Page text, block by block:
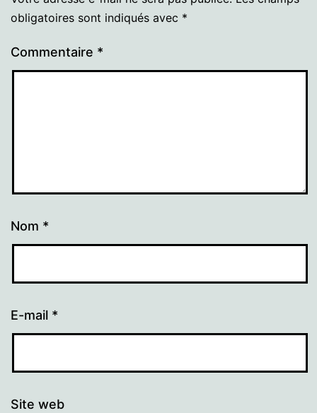
obligatoires sont indiqués avec *
Commentaire *
Nom *
E-mail *
Site web